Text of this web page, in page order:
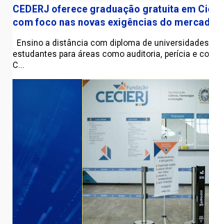
CEDERJ oferece graduação gratuita em
com foco nas novas exigências do
Ensino a distância com diploma de
estudantes para áreas como auditoria, perícia e
C...